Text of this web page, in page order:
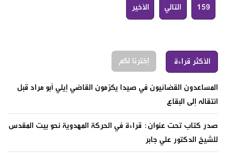
159 التالي الأخير
الأكثر قراءة إخترنا لكم
المساعدون القضائيون في صيدا يكرّمون القاضي إيلي أبو مراد قبل
انتقاله إلى البقاع
صدر كتاب تحت عنوان: قراءة في الحركة المهدوية نحو بيت المقدس
للشيخ الدكتور علي جابر